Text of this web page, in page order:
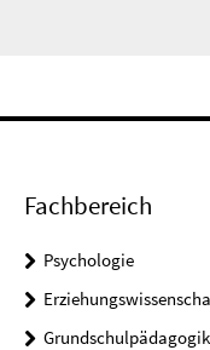
Fachbereich
Psychologie
Grundschulpädagogik